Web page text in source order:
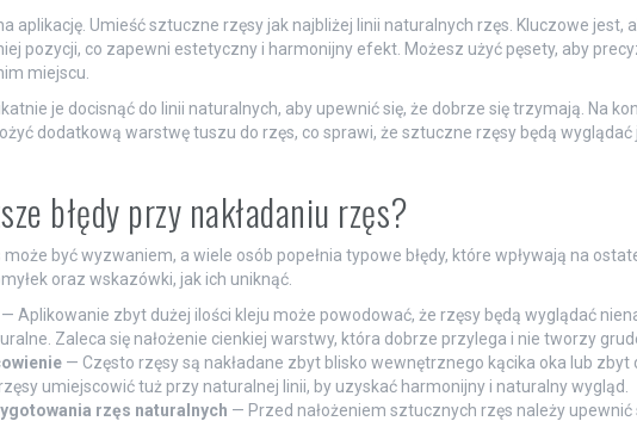
aplikację. Umieść sztuczne rzęsy jak najbliżej linii naturalnych rzęs. Kluczowe jest,
pozycji, co zapewni estetyczny i harmonijny efekt. Możesz użyć pęsety, aby
miejscu.
je docisnąć do linii naturalnych, aby upewnić się, że dobrze się trzymają. Na
dodatkową warstwę tuszu do rzęs, co sprawi, że sztuczne rzęsy będą wyglądać
błędy przy nakładaniu rzęs?
być wyzwaniem, a wiele osób popełnia typowe błędy, które wpływają na
oraz wskazówki, jak ich uniknąć.
— Aplikowanie zbyt dużej ilości kleju może powodować, że rzęsy będą wyglądać
Zaleca się nałożenie cienkiej warstwy, która dobrze przylega i nie tworzy
— Często rzęsy są nakładane zbyt blisko wewnętrznego kącika oka lub zbyt
umiejscowić tuż przy naturalnej linii, by uzyskać harmonijny i naturalny wygląd.
rzęs naturalnych — Przed nałożeniem sztucznych rzęs należy upewnić